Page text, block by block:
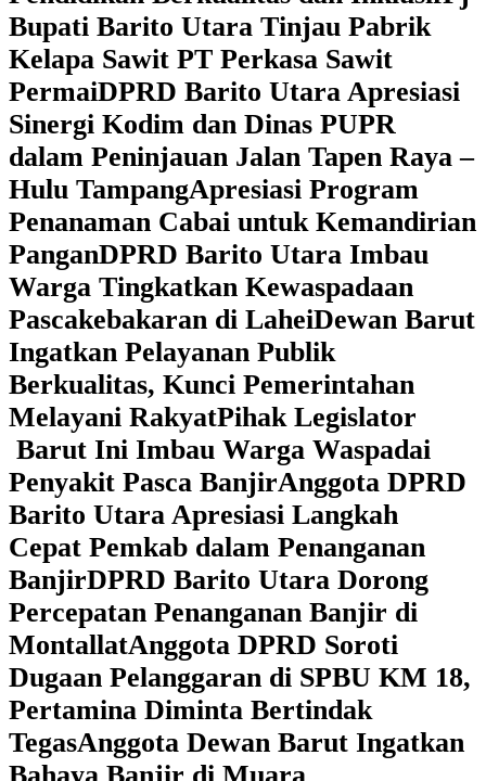
Bupati Barito Utara Tinjau Pabrik
Kelapa Sawit PT Perkasa Sawit
PermaiDPRD Barito Utara Apresiasi
Sinergi Kodim dan Dinas PUPR
dalam Peninjauan Jalan Tapen Raya –
Hulu TampangApresiasi Program
Penanaman Cabai untuk Kemandirian
PanganDPRD Barito Utara Imbau
Warga Tingkatkan Kewaspadaan
Pascakebakaran di LaheiDewan Barut
Ingatkan Pelayanan Publik
Berkualitas, Kunci Pemerintahan
Melayani RakyatPihak Legislator
Barut Ini Imbau Warga Waspadai
Penyakit Pasca BanjirAnggota DPRD
Barito Utara Apresiasi Langkah
Cepat Pemkab dalam Penanganan
BanjirDPRD Barito Utara Dorong
Percepatan Penanganan Banjir di
MontallatAnggota DPRD Soroti
Dugaan Pelanggaran di SPBU KM 18,
Pertamina Diminta Bertindak
TegasAnggota Dewan Barut Ingatkan